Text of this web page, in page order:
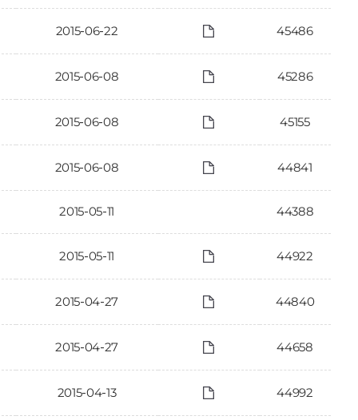
2015-06-22 45486
2015-06-08 45286
2015-06-08 45155
2015-06-08 44841
2015-05-11 44388
2015-05-11 44922
2015-04-27 44840
2015-04-27 44658
2015-04-13 44992